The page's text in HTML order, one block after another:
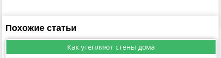
Похожие статьи
Как утепляют стены дома